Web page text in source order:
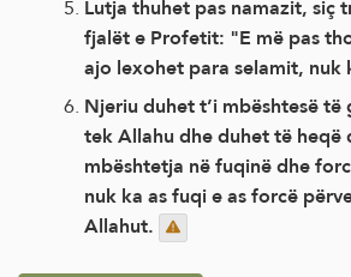
Lutja thuhet pas namazit, siç
fjalët e Profetit: "E më pas
ajo lexohet para selamit, nuk
Njeriu duhet t’i mbështesë
tek Allahu dhe duhet të heqë
mbështetja në fuqinë dhe
nuk ka as fuqi e as forcë
Allahut.